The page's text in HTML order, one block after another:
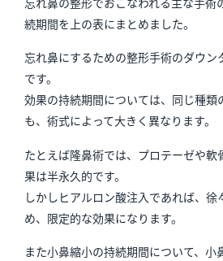
続期間を上の表にまとめました。
忘れ鼻にするための整形手術のダウン
です。
効果の持続期間については、同じ種類
も、術式によって大きく異なります。
たとえば隆鼻術では、プロテーゼや軟
果は半永久的です。
しかしヒアルロン酸注入であれば、徐
め、限定的な効果になります。
また小鼻縮小の持続期間について、小